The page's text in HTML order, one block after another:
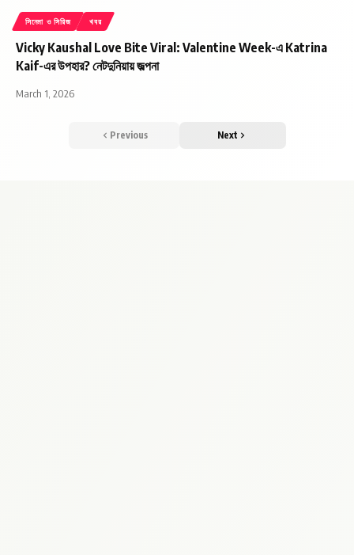
সিনেমা ও সিরিজ খবর
Vicky Kaushal Love Bite Viral: Valentine Week-এ Katrina
Kaif-এর উপহার? নেটদুনিয়ায় জল্পনা
March 1, 2026
Previous Next